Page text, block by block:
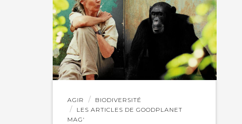
AGIR
BIODIVERSITÉ
LES ARTICLES DE GOODPLANET
MAG'
Lire
l'article